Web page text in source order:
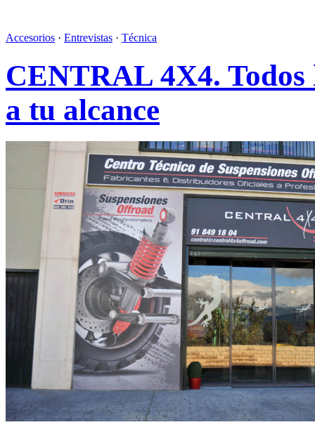
Accesorios · Entrevistas · Técnica
CENTRAL 4X4. Todos
a tu alcance